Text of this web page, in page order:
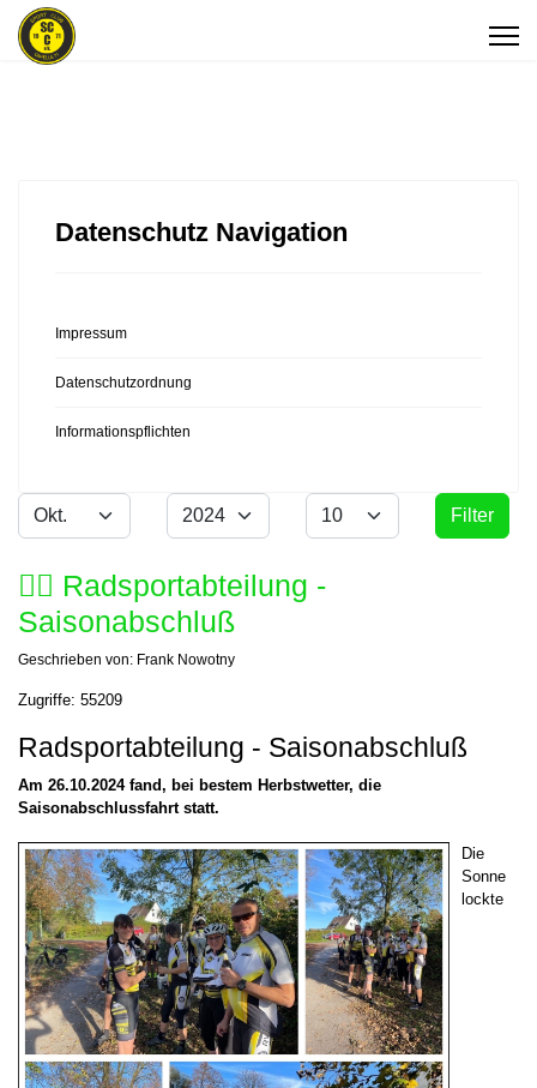
Datenschutz Navigation
Impressum
Datenschutzordnung
Informationspflichten
Filter
Monat Jahr Anzeige #
Filter
🚴‍♂️ Radsportabteilung -
Saisonabschluß
Geschrieben von: Frank Nowotny
Zugriffe: 55209
Radsportabteilung - Saisonabschluß
Am 26.10.2024 fand, bei bestem Herbstwetter, die
Saisonabschlussfahrt statt.
Die
Sonne
lockte